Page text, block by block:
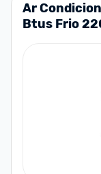
Ar
Btus Frio